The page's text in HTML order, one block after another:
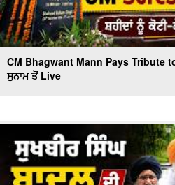
CM Bhagwant Mann Pays Tribute
ਸੁਨਾਮ ਤੋਂ Live